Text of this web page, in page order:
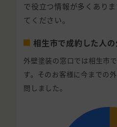
で役立つ情報が多くあり
てください。
相生市で成約した人
外壁塗装の窓口では相生市
す。そのお客様に今までの
問しました。